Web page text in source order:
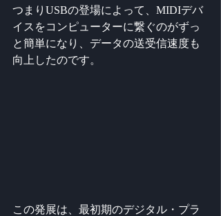
つまりUSBの登場によって、MIDIデバ
イスをコンピューターに繋ぐのがずっ
と簡単になり、データの送受信速度も
向上したのです。
この発展は、最初期のデジタル・プラ